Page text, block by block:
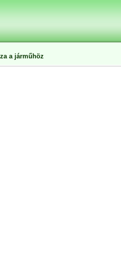
a járműhöz